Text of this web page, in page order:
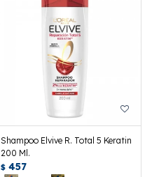
Shampoo Elvive R. Total 5 Keratin
200 Ml.
$ 457